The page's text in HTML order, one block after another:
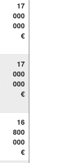
17
000
000
€
17
000
000
€
16
800
000
€